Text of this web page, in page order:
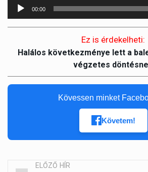
Audió
00:00
Ez is érdekelheti:
Halálos következménye lett a
végzetes
Kövessen minket
Követem!
ELŐZŐ HÍR